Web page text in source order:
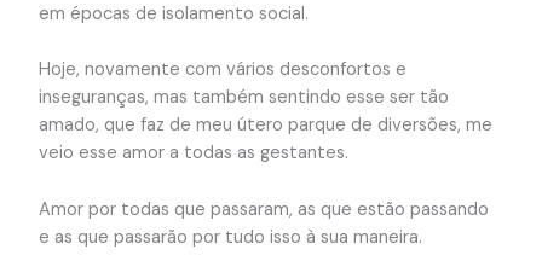
em épocas de isolamento social.
Hoje, novamente com vários desconfortos e
inseguranças, mas também sentindo esse ser tão
amado, que faz de meu útero parque de diversões, me
veio esse amor a todas as gestantes.
Amor por todas que passaram, as que estão passando
e as que passarão por tudo isso à sua maneira.